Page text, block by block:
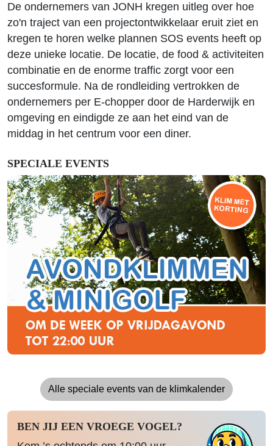
De ondernemers van JONH kregen uitleg over hoe
zo'n traject van een projectontwikkelaar eruit ziet en
kregen te horen welke plannen SOS events heeft op
deze unieke locatie. De locatie, de food & activiteiten
combinatie en de enorme traffic zorgt voor een
succesformule. Na de rondleiding vertrokken de
ondernemers per E-chopper door de Harderwijk en
omgeving en eindigde ze aan het eind van de
middag in het centrum voor een diner.
SPECIALE EVENTS
Alle speciale events van de klimkalender
BEN JIJ EEN VROEGE VOGEL?